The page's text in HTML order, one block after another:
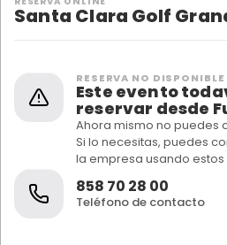
Santa Clara Golf
RESERVA NO DISPONIBLE
Este evento
reservar desde
Ahora mismo no puedes
Si lo necesitas, puedes
la empresa usando estos
858 70 28 00
Teléfono de contacto